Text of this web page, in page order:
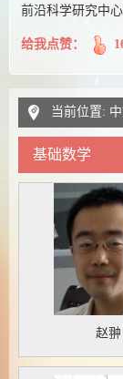
前沿科学研究中心
给我点赞：
当前位置:
基础数学
赵翀